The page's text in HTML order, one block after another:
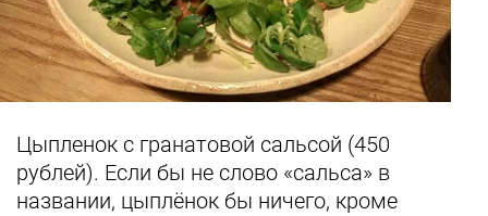
Цыпленок с гранатовой сальсой (450
рублей). Если бы не слово «сальса» в
названии, цыплёнок бы ничего, кроме